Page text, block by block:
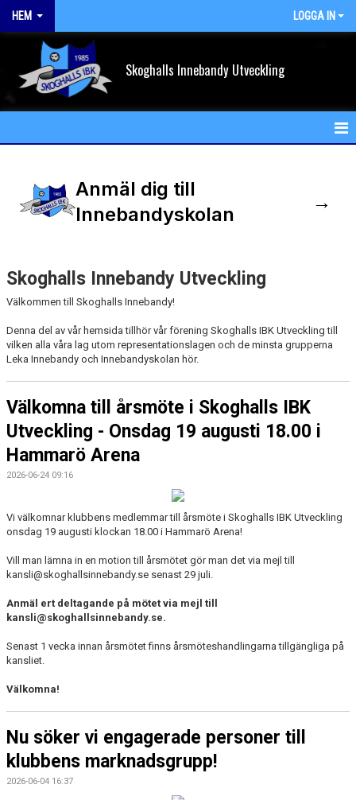
HEM LOGGA IN
Skoghalls Innebandy Utveckling
NYHETER
VÅRA LAG/TRÄNARE
MATCHER
KONTAKTUPPGIFTER VÅRA LAG
Anmäl dig till
Innebandyskolan
→
Skoghalls Innebandy Utveckling
Välkommen till Skoghalls Innebandy!
Denna del av vår hemsida tillhör vår förening Skoghalls IBK Utveckling till
vilken alla våra lag utom representationslagen och de minsta grupperna
Leka Innebandy och Innebandyskolan hör.
Välkomna till årsmöte i Skoghalls IBK
Utveckling - Onsdag 19 augusti 18.00 i
Hammarö Arena
2026-06-24 09:16
Vi välkomnar klubbens medlemmar till årsmöte i Skoghalls IBK Utveckling
onsdag 19 augusti klockan 18.00 i Hammarö Arena!
Vill man lämna in en motion till årsmötet gör man det via mejl till
kansli@skoghallsinnebandy.se senast 29 juli.
Anmäl ert deltagande på mötet via mejl till
kansli@skoghallsinnebandy.se.
Senast 1 vecka innan årsmötet finns årsmöteshandlingarna tillgängliga på
kansliet.
Välkomna!
Nu söker vi engagerade personer till
klubbens marknadsgrupp!
2026-06-04 16:37